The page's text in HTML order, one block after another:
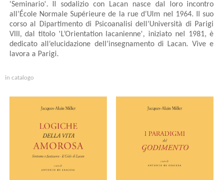
'Seminario'. Il sodalizio con Lacan nasce dal loro incontro
all’École Normale Supérieure de la rue d’Ulm nel 1964. Il suo
corso al Dipartimento di Psicoanalisi dell’Università di Parigi
VIII, dal titolo 'L’Orientation lacanienne', iniziato nel 1981, è
dedicato all’elucidazione dell’insegnamento di Lacan. Vive e
lavora a Parigi.
in catalogo